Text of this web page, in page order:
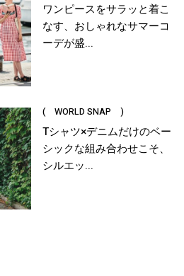
ワンピースをサラッと着こ
なす、おしゃれなサマーコ
ーデが盛...
( WORLD SNAP )
Tシャツ×デニムだけのベー
シックな組み合わせこそ、
シルエッ...